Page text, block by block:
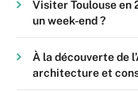
Visiter Toulouse en
un week-end ?
À la découverte de
architecture et